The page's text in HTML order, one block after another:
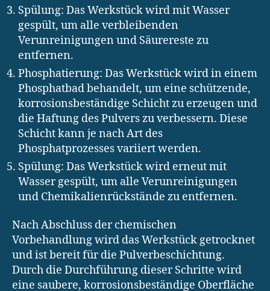
Spülung: Das Werkstück wird mit Wasser
gespült, um alle verbleibenden
Verunreinigungen und Säurereste zu
entfernen.
Phosphatierung: Das Werkstück wird in einem
Phosphatbad behandelt, um eine schützende,
korrosionsbeständige Schicht zu erzeugen und
die Haftung des Pulvers zu verbessern. Diese
Schicht kann je nach Art des
Phosphatprozesses variiert werden.
Spülung: Das Werkstück wird erneut mit
Wasser gespült, um alle Verunreinigungen
und Chemikalienrückstände zu entfernen.
Nach Abschluss der chemischen
Vorbehandlung wird das Werkstück getrocknet
und ist bereit für die Pulverbeschichtung.
Durch die Durchführung dieser Schritte wird
eine saubere, korrosionsbeständige Oberfläche